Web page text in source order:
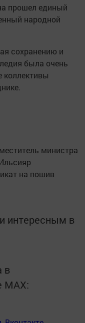
прошел единый
народной
сохранению и
была очень
министра
на пошив
интересным в
в
MАХ: